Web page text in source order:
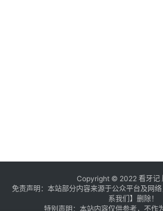
Copyright © 2022 看牙记
免责声明：本站部分内容来源于公众平台及网
系我们 】 删除！
特别声明：本站内容仅供参考，不作